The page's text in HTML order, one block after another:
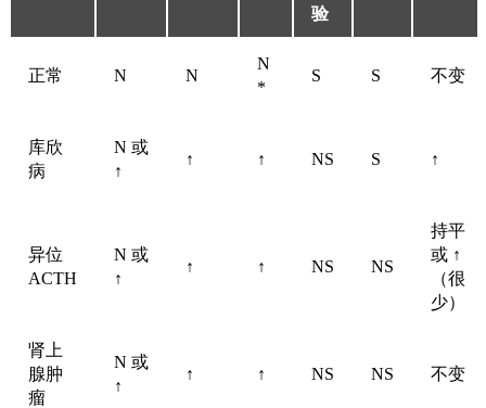
验
正常 N N
N
*
S S 不变
库欣
病
N 或
↑
↑ ↑ NS S ↑
异位
ACTH
N 或
↑
↑ ↑ NS NS
持平
或 ↑
（很
少）
肾上
腺肿
瘤
N 或
↑
↑ ↑ NS NS 不变